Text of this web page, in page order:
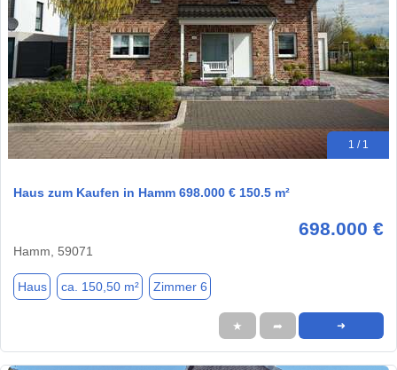
1 / 1
Haus zum Kaufen in Hamm 698.000 € 150.5 m²
698.000 €
Hamm, 59071
Haus ca. 150,50 m² Zimmer 6
★ ➦ ➜